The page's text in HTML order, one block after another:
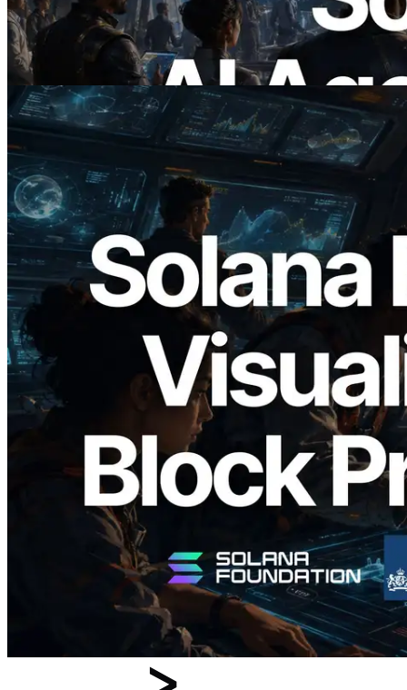
AI-агенты платят за нужные API по
требованию
Читать статью
2026.05.24
Validators Solutions запускает Solana
Block Analyzer — визуализация
времени генерации блоков и
назначенных валидаторов на уровне
слотов
Читать статью